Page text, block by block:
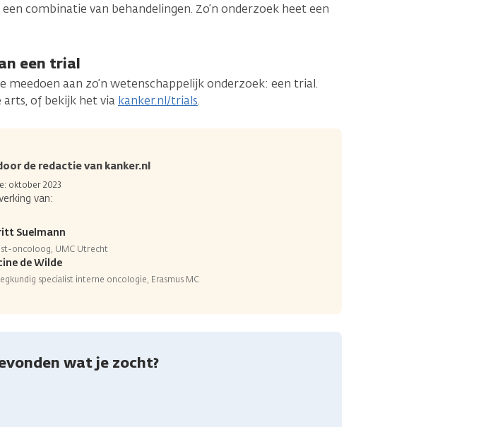
combinatie van behandelingen. Zo’n onderzoek heet een
een trial
meedoen aan zo’n wetenschappelijk onderzoek: een trial.
arts, of bekijk het via kanker.nl/trials.
de redactie van kanker.nl
oktober 2023
van:
Suelmann
oncoloog, UMC Utrecht
de Wilde
specialist interne oncologie, Erasmus MC
wat je zocht?